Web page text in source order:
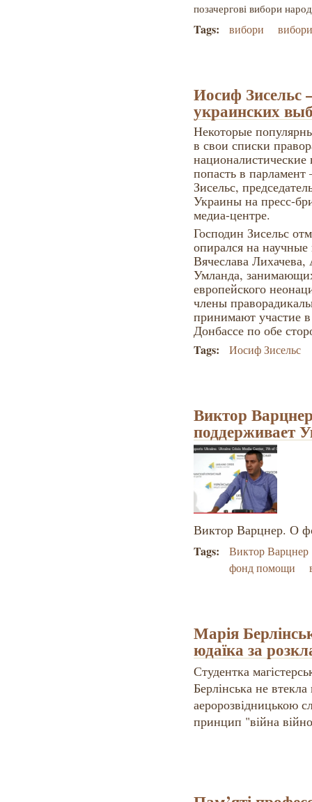
позачергові вибори
Tags: вибори
Иосиф Зисельс
украинских
Некоторые
в свои списки
попасть в
Зисельс,
Украины на пресс-
медиа-центре.
Господин Зисельс
опирался на научные
Вячеслава
Умланда,
европейского
члены
принимают участие
Донбассе по обе
Tags: Иосиф Зисельс
Виктор
поддерживает
Виктор Варцнер. О
Tags:
Виктор Варцнер
фонд помощи
Марія
юдаїка за
Студентка
Берлінська не
аеророзвідницькою
принцип "війна